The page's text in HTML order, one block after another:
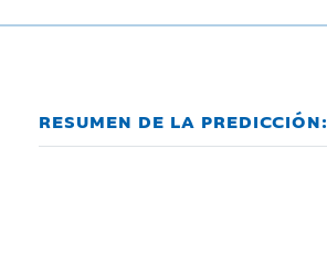
RESUMEN DE LA PREDICCIÓN: